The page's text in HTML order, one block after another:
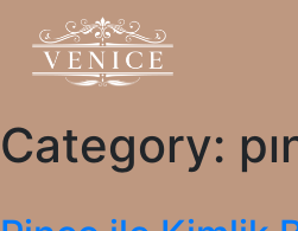
Category: